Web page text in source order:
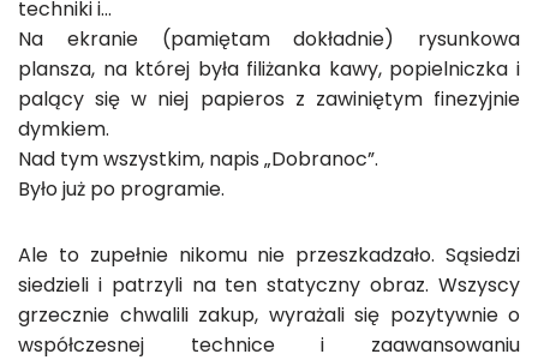
techniki i…
Na ekranie (pamiętam dokładnie) rysunkowa
plansza, na której była filiżanka kawy, popielniczka i
palący się w niej papieros z zawiniętym finezyjnie
dymkiem.
Nad tym wszystkim, napis „Dobranoc”.
Było już po programie.
Ale to zupełnie nikomu nie przeszkadzało. Sąsiedzi
siedzieli i patrzyli na ten statyczny obraz. Wszyscy
grzecznie chwalili zakup, wyrażali się pozytywnie o
współczesnej technice i zaawansowaniu